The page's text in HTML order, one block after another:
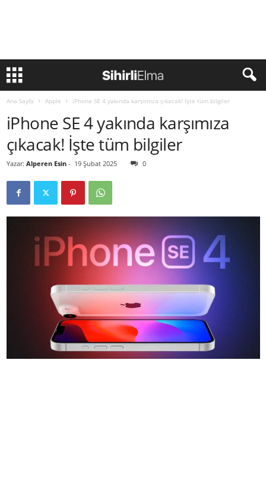
Ana Sayfa Apple iPhone SE 4 yakında karşımıza çıkacak! İşte tüm bilgiler
iPhone SE 4 yakında karşımıza
çıkacak! İşte tüm bilgiler
Yazar: Alperen Esin - 19 Şubat 2025 0